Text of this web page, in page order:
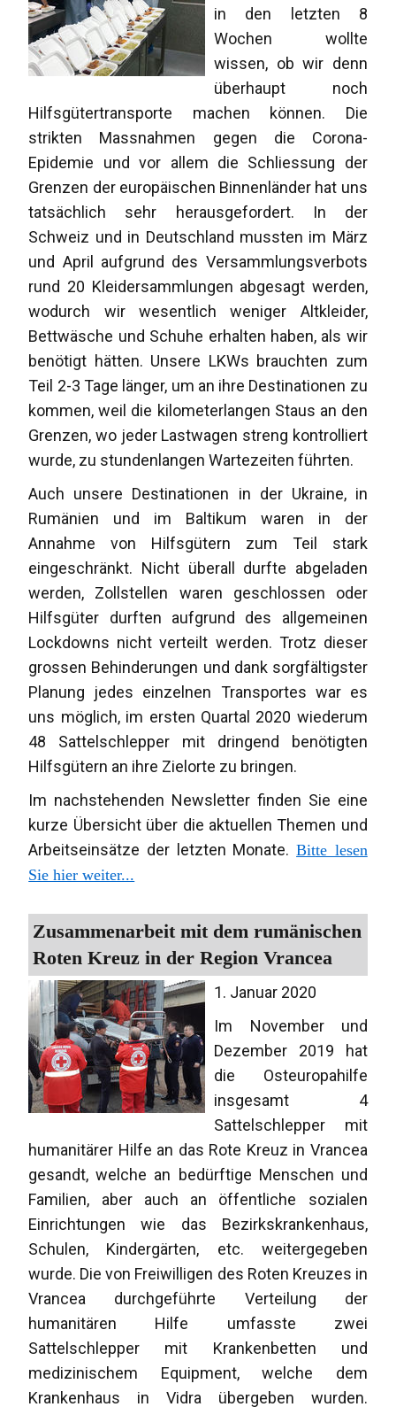
in den letzten 8
Wochen wollte
wissen, ob wir denn
überhaupt noch
Hilfsgütertransporte machen können. Die
strikten Massnahmen gegen die Corona-
Epidemie und vor allem die Schliessung der
Grenzen der europäischen Binnenländer hat uns
tatsächlich sehr herausgefordert. In der
Schweiz und in Deutschland mussten im März
und April aufgrund des Versammlungsverbots
rund 20 Kleidersammlungen abgesagt werden,
wodurch wir wesentlich weniger Altkleider,
Bettwäsche und Schuhe erhalten haben, als wir
benötigt hätten. Unsere LKWs brauchten zum
Teil 2-3 Tage länger, um an ihre Destinationen zu
kommen, weil die kilometerlangen Staus an den
Grenzen, wo jeder Lastwagen streng kontrolliert
wurde, zu stundenlangen Wartezeiten führten.
Auch unsere Destinationen in der Ukraine, in
Rumänien und im Baltikum waren in der
Annahme von Hilfsgütern zum Teil stark
eingeschränkt. Nicht überall durfte abgeladen
werden, Zollstellen waren geschlossen oder
Hilfsgüter durften aufgrund des allgemeinen
Lockdowns nicht verteilt werden. Trotz dieser
grossen Behinderungen und dank sorgfältigster
Planung jedes einzelnen Transportes war es
uns möglich, im ersten Quartal 2020 wiederum
48 Sattelschlepper mit dringend benötigten
Hilfsgütern an ihre Zielorte zu bringen.
Im nachstehenden Newsletter finden Sie eine
kurze Übersicht über die aktuellen Themen und
Arbeitseinsätze der letzten Monate.Bitte lesen
Sie hier weiter...
Zusammenarbeit mit dem rumänischen
Roten Kreuz in der Region Vrancea
1. Januar 2020
Im November und
Dezember 2019 hat
die Osteuropahilfe
insgesamt 4
Sattelschlepper mit
humanitärer Hilfe an das Rote Kreuz in Vrancea
gesandt, welche an bedürftige Menschen und
Familien, aber auch an öffentliche sozialen
Einrichtungen wie das Bezirkskrankenhaus,
Schulen, Kindergärten, etc. weitergegeben
wurde. Die von Freiwilligen des Roten Kreuzes in
Vrancea durchgeführte Verteilung der
humanitären Hilfe umfasste zwei
Sattelschlepper mit Krankenbetten und
medizinischem Equipment, welche dem
Krankenhaus in Vidra übergeben wurden.